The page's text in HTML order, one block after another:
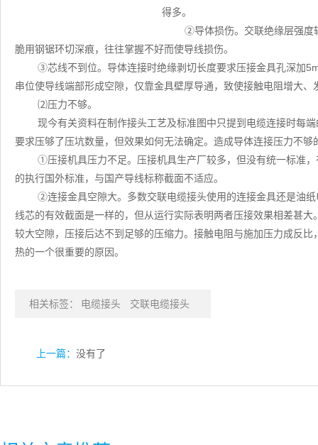
得多。
②导体损伤。交联绝缘层强度
脆用钢锯环切深痕，往往掌握不好而使导线损伤。
③芯线不到位。导体连接时绝缘剥切长度要求压接金具孔深加
串位使导线端部形成空隙，仅靠金具壁厚导通，致使接触电阻增大、
⑵压力不够。
现今有关资料在制作接头工艺及标准图中只提到电缆连接时每
要求压够了压坑数量，但效果如何无法确定。造成导体连接压力不够
①压接机具压力不足。压接机具生产厂较多，但没有统一标准
的执行国外标准，与国产导线标称截面不适应。
②连接金具空隙大。多数交联电缆接头使用的连接金具还是油
线芯的有效截面是一样的，但从运行实际表明两者压接效果相差甚
较大空隙，压接后达不到足够的压缩力。接触电阻与施加压力成反
热的一个很重要的原因。
相关标签： 电缆接头 交联电缆接头
上一篇： 没有了